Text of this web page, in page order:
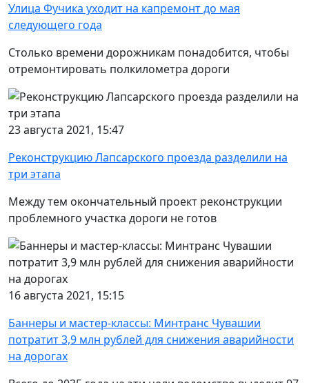
Улица Фучика уходит на капремонт до мая
следующего года
Столько времени дорожникам понадобится, чтобы
отремонтировать полкилометра дороги
23 августа 2021, 15:47
Реконструкцию Лапсарского проезда разделили на
три этапа
Между тем окончательный проект реконструкции
проблемного участка дороги не готов
16 августа 2021, 15:15
Баннеры и мастер-классы: Минтранс Чувашии
потратит 3,9 млн рублей для снижения аварийности
на дорогах